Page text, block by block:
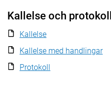
Kallelse och protokoll
Kallelse
Kallelse med handlingar
Protokoll